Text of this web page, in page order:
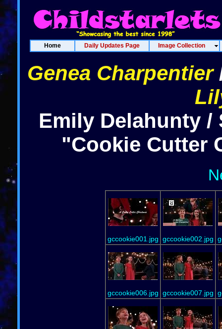
Home Daily Updates Page Image Collection
Genea Charpentier
Emily Delahunty /
"Cookie Cutter
gccookie001.jpg gccookie002.jpg
gccookie006.jpg gccookie007.jpg